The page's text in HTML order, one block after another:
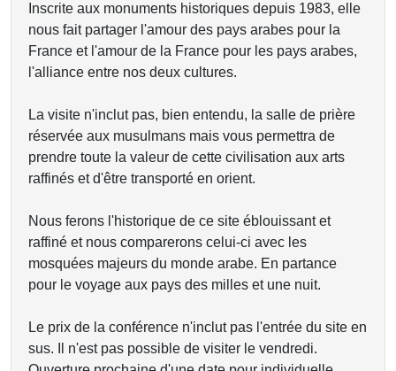
Inscrite aux monuments historiques depuis 1983, elle
nous fait partager l'amour des pays arabes pour la
France et l'amour de la France pour les pays arabes,
l'alliance entre nos deux cultures.
La visite n'inclut pas, bien entendu, la salle de prière
réservée aux musulmans mais vous permettra de
prendre toute la valeur de cette civilisation aux arts
raffinés et d'être transporté en orient.
Nous ferons l'historique de ce site éblouissant et
raffiné et nous comparerons celui-ci avec les
mosquées majeurs du monde arabe. En partance
pour le voyage aux pays des milles et une nuit.
Le prix de la conférence n'inclut pas l'entrée du site en
sus. Il n'est pas possible de visiter le vendredi.